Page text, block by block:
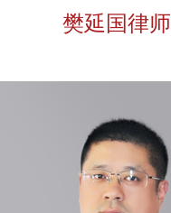
樊延国律师